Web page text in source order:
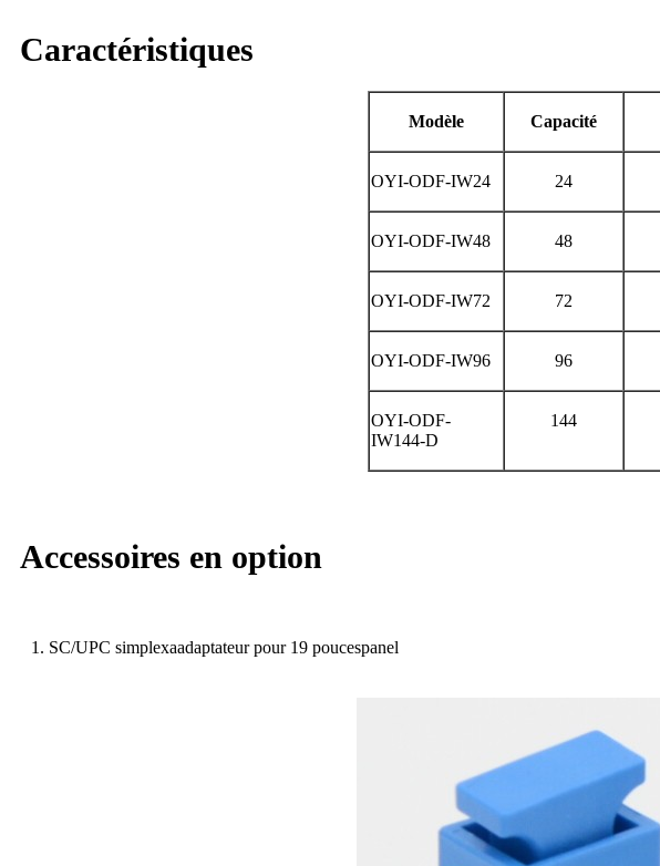
Caractéristiques
Modèle Capacité
OYI-ODF-IW24 24
OYI-ODF-IW48 48
OYI-ODF-IW72 72
OYI-ODF-IW96 96
OYI-ODF-
IW144-D
144
Accessoires en option
1. SC/UPC simplexaadaptateur pour 19 poucespanel